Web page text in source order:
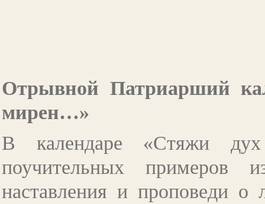
Отрывной Патриарший
мирен…»
В календаре «Стяжи
поучительных примеров
наставления и проповеди